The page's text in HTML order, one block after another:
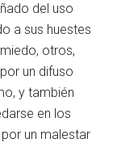
del uso
a sus huestes
otros,
un difuso
y también
en los
un malestar